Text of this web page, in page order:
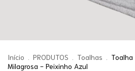
Início PRODUTOS Toalhas
Milagrosa - Peixinho Azul